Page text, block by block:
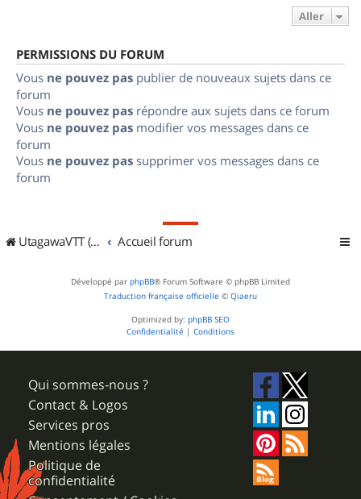
Aller
PERMISSIONS DU FORUM
Vous ne pouvez pas publier de nouveaux sujets dans ce
forum
Vous ne pouvez pas répondre aux sujets dans ce forum
Vous ne pouvez pas modifier vos messages dans ce
forum
Vous ne pouvez pas supprimer vos messages dans ce
forum
UtagawaVTT (Randos VTT et VTTAE avec traces GPS) Accueil forum
Développé par phpBB® Forum Software © phpBB Limited
Traduction française officielle © Qiaeru
Optimized by: phpBB SEO
Confidentialité | Conditions
Qui sommes-nous ?
Contact & Logos
Services pros
Mentions légales
Politique de
confidentialité